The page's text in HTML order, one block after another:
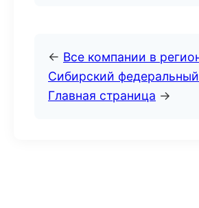
← Все компании в
Сибирский
Главная страница →